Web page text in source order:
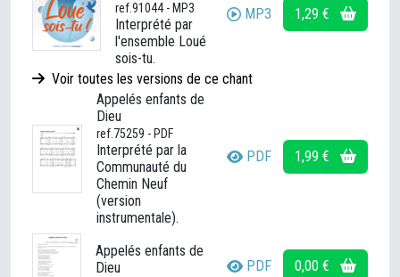
ref.91044 - MP3
Interprété par
l'ensemble Loué
sois-tu.
MP3 1,29 €
Voir toutes les versions de ce chant
Appelés enfants de
Dieu
ref.75259 - PDF
Interprété par la
Communauté du
Chemin Neuf
(version
instrumentale).
PDF 1,99 €
Appelés enfants de
Dieu
PDF 0,00 €